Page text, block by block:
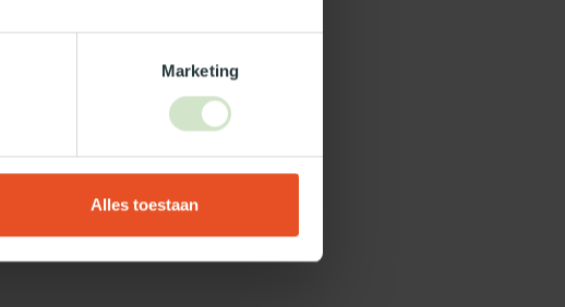
Marketing
Alles toestaan